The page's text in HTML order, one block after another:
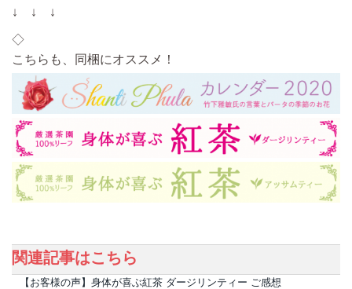
↓ ↓ ↓
◇
こちらも、同梱にオススメ！
関連記事はこちら
【お客様の声】身体が喜ぶ紅茶 ダージリンティー ご感想